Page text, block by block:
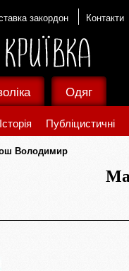
закордон Контакти
Історія Публіцистичні
Одяг
Володимир